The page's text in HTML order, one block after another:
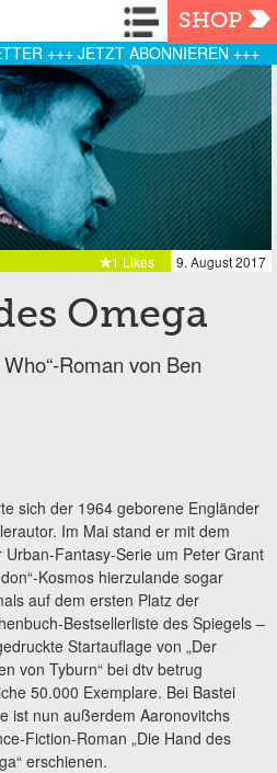
Navigation
SHOP
+++ JETZT ABONNIEREN +++
9. August 2017
1 Likes
Omega
Roman von Ben
sich der 1964 geborene Engländer
Im Mai stand er mit dem
Fantasy-Serie um Peter Grant
Kosmos hierzulande sogar
aufdem ersten Platz der
Bestsellerliste des Spiegels –
Startauflage von „Der
von Tyburn“ bei dtv betrug
50.000 Exemplare. Bei Bastei
ist nun außerdem Aaronovitchs
Fiction-Roman „Die Hand des
erschienen.